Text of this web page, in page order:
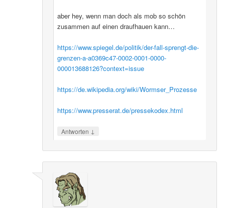
aber hey, wenn man doch als mob so schön
zusammen auf einen draufhauen kann…
https://www.spiegel.de/politik/der-fall-sprengt-die-
grenzen-a-a0369c47-0002-0001-0000-
000013688126?context=issue
https://de.wikipedia.org/wiki/Wormser_Prozesse
https://www.presserat.de/pressekodex.html
Antworten ↓